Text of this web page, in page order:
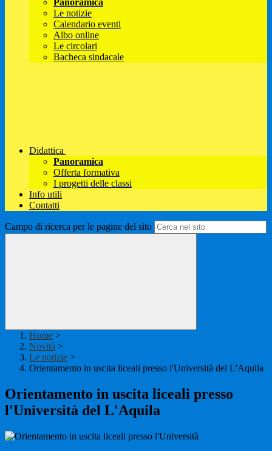
Panoramica
Le notizie
Calendario eventi
Albo online
Le circolari
Bacheca sindacale
Didattica
Panoramica
Offerta formativa
I progetti delle classi
Info utili
Contatti
Campo di ricerca per le pagine del sito
Home >
Novità >
Le notizie >
Orientamento in uscita liceali presso l'Università del L'Aquila
Orientamento in uscita liceali presso
l'Università del L'Aquila